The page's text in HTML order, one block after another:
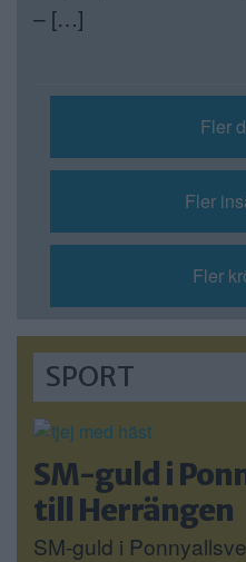
– […]
Fler
Fler
Fler
SPORT
SM-guld i
till Herrängen
SM-guld i